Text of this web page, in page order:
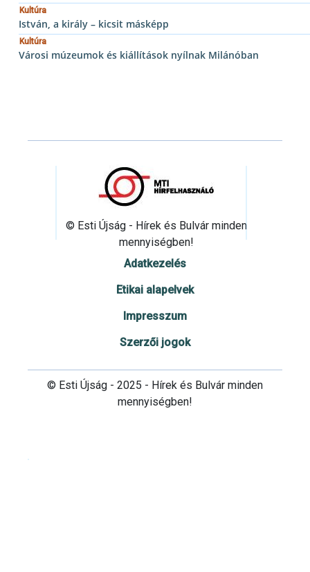
Kultúra
István, a király – kicsit másképp
Kultúra
Városi múzeumok és kiállítások nyílnak Milánóban
© Esti Újság - Hírek és Bulvár minden
mennyiségben!
Adatkezelés
Etikai alapelvek
Impresszum
Szerzői jogok
© Esti Újság - 2025 - Hírek és Bulvár minden
mennyiségben!